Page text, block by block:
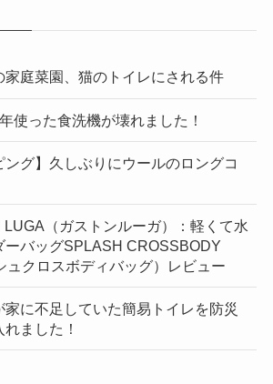
家庭菜園、猫のトイレにされる件
使った食洗機が壊れました！
ング】久しぶりにウールのロングコ
LUGA（ガストンルーガ）：軽くて水
ーバッグSPLASH CROSSBODY
ュクロスボディバッグ）レビュー
家に不足していた簡易トイレを防災
ました！